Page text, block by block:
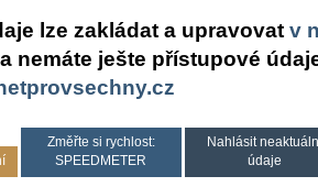
lze zakládat a upravovat v
nemáte ješte přístupové
Změřte si rychlost:
SPEEDMETER
Nahlásit
údaje